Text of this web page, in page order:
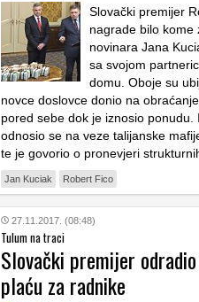
Slovački premijer
nagrade bilo kome
novinara Jana
sa svojom
domu. Oboje su
novce doslovce donio na
pored sebe dok je iznosio
odnosio se na veze talijanske
te je govorio o pronevjeri
Jan Kuciak Robert Fico
27.11.2017. (08:48)
Tulum na traci
Slovački premijer
plaću za radnike